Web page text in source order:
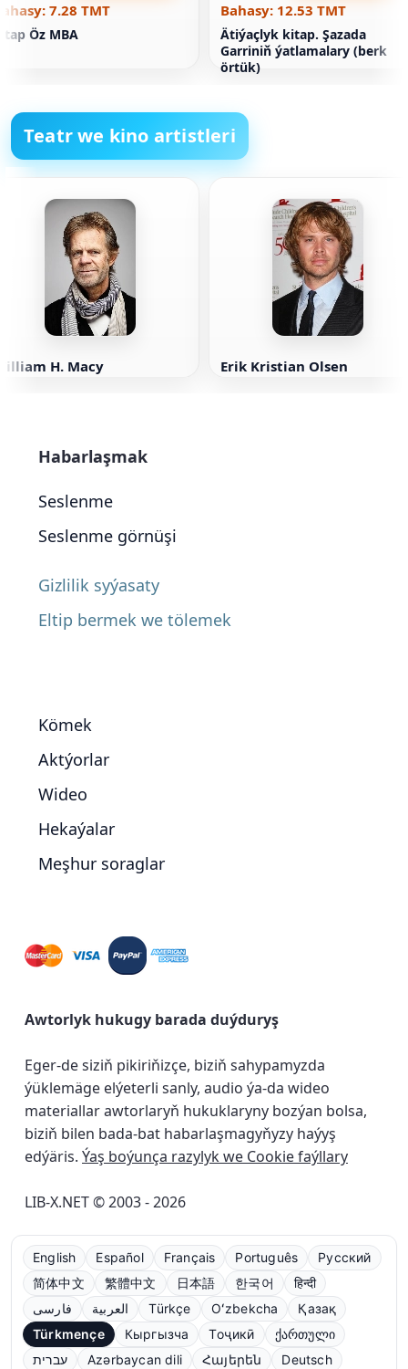
7.28 TMT
Öz MBA
Bahasy: 12.53 TMT
Ätiýaçlyk kitap. Şazada
Garriniň ýatlamalary (berk
örtük)
Teatr we kino artistleri
H. Macy Erik Kristian Olsen
Habarlaşmak
Seslenme
Seslenme görnüşi
Gizlilik syýasaty
Eltip bermek we tölemek
Kömek
Aktýorlar
Wideo
Hekaýalar
Meşhur soraglar
Awtorlyk hukugy barada duýduryş
Eger-de siziň pikiriňizçe, biziň sahypamyzda
ýüklemäge elýeterli sanly, audio ýa-da wideo
materiallar awtorlaryň hukuklaryny bozýan bolsa,
biziň bilen bada-bat habarlaşmagyňyzy haýyş
edýäris. Ýaş boýunça razylyk we Cookie faýllary
LIB-X.NET © 2003 - 2026
English Español Français Português
Русский
简体中文
繁體中文 日本語 한국어
हिन्दी
فارسی
العربية Türkçe Oʻzbekcha
Қазақ
Türkmençe
Кыргызча Тоҷикӣ
ქართული
עברית
Azərbaycan dili Հայերեն Deutsch